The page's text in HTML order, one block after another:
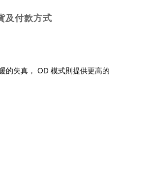
及付款方式
的失真， OD 模式則提供更高的